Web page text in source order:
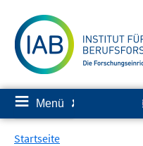
zum
Inhalt
≡ Menü ✘
Startseite